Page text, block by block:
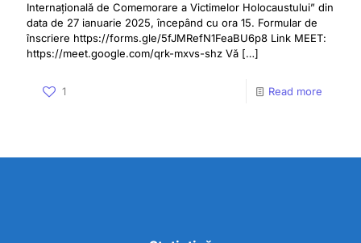
Internațională de Comemorare a Victimelor Holocaustului” din
data de 27 ianuarie 2025, începând cu ora 15. Formular de
înscriere https://forms.gle/5fJMRefN1FeaBU6p8 Link MEET:
https://meet.google.com/qrk-mxvs-shz Vă […]
1 Read more